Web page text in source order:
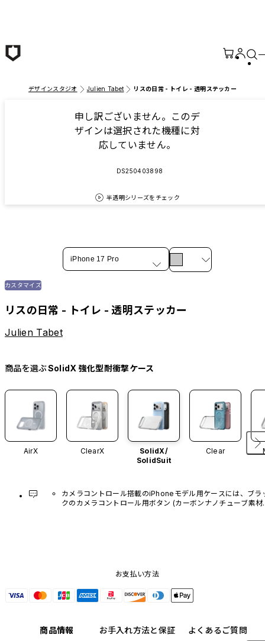
デザインスタジオ Julien Tabet リスの日常 - トイレ - 透明ステッカー
申し訳ございません。このデ
ザインは選択された機種に対
応していません。
DS250403898
半透明シリーズをチェック
iPhone 17 Pro
カスタマイズ
リスの日常 - トイレ - 透明ステッカー
Julien Tabet
商品を選ぶSolidX 強化型耐衝撃ケース
AirX ClearX
SolidX/
SolidSuit
Clear
カメラコントロール搭載のiPhoneモデル用ケースには、ブラ
クのカメラコントロール用ボタン (カーボンナノチューブ素材)
お支払い方法
商品情報 お手入れ方法と保証 よくあるご質問